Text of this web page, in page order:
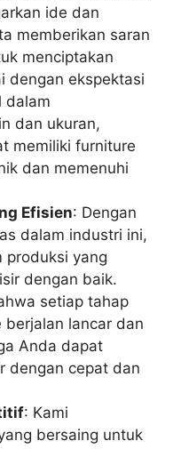
ide dan
memberikan saran
menciptakan
dengan ekspektasi
dalam
dan ukuran,
memiliki furniture
dan memenuhi
Efisien: Dengan
dalam industri ini,
produksi yang
dengan baik.
setiap tahap
lancar dan
Anda dapat
dengan cepat dan
: Kami
bersaing untuk